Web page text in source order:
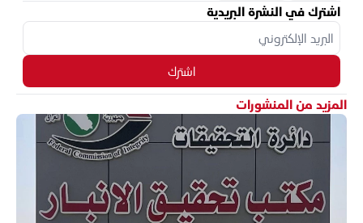
اشترك في النشرة البريدية
اشترك
المزيد من المنشورات